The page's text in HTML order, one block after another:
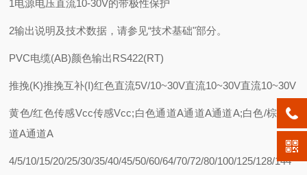
1电源电压直流10-30V的带极性保护
2输出说明及技术数据，请参见“技术基础"部分。
PVC电缆(AB)颜色输出RS422(RT)
推挽(K)推挽互补(I)红色直流5V/10~30V直流10~30V直流10~30V
黄色/红色传感Vcc传感Vcc;白色通道A通道A通道A;白色/棕色通
道A通道A
4/5/10/15/20/25/30/35/40/45/50/60/64/70/72/80/100/125/128/144